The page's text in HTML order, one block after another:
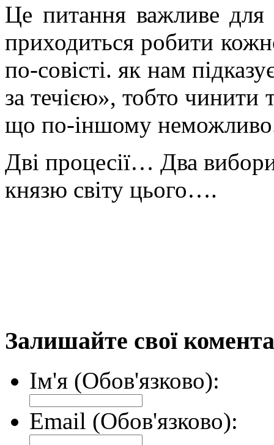
Це питання важливе
приходиться робити
по-совісті. як нам
за течією», тобто чинити
що по-іншому
Дві процесії… Два
князю світу цього….
Залишайте свої
Ім'я (Обов'язково):
Email (Обов'язково):